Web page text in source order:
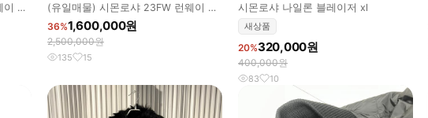
크
(유일매물) 시몬로샤 23FW 런웨이 크
로셰 레더 자켓
36%1,600,000원
2,500,000원
135 15
시몬로샤 나일론 블레이저 xl
새상품
20%320,000원
400,000원
83 10